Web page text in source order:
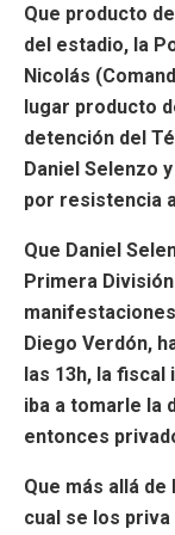
Que producto
del estadio, la
Nicolás
lugar producto
detención del
Daniel Selenzo
por resistencia
Que Daniel
Primera
Diego Verdón,
las 13h, la
iba a tomarle la
entonces
Que más allá
cual se los